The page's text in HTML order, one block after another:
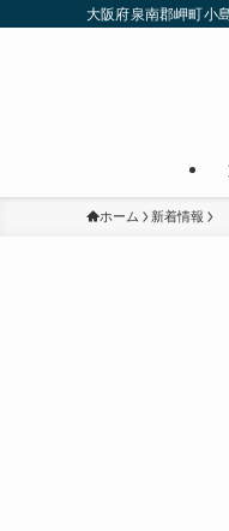
大阪府泉南郡岬町小
ホーム 新着情報